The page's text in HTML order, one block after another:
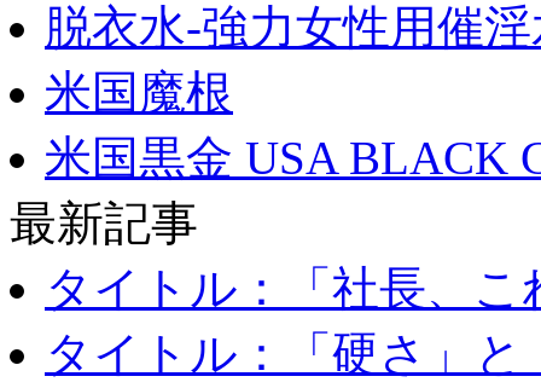
脱衣水-強力女性用催
米国魔根
米国黒金 USA BLACK
最新記事
タイトル：「社長、こ
タイトル：「硬さ」と